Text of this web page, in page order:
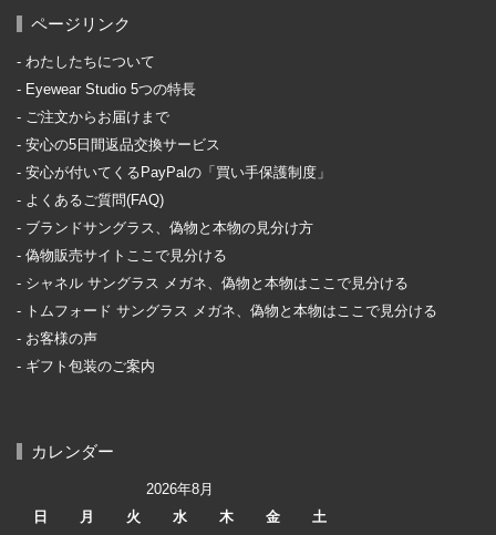
ページリンク
わたしたちについて
Eyewear Studio 5つの特長
ご注文からお届けまで
安心の5日間返品交換サービス
安心が付いてくるPayPalの「買い手保護制度」
よくあるご質問(FAQ)
ブランドサングラス、偽物と本物の見分け方
偽物販売サイトここで見分ける
シャネル サングラス メガネ、偽物と本物はここで見分ける
トムフォード サングラス メガネ、偽物と本物はここで見分ける
お客様の声
ギフト包装のご案内
カレンダー
2026年8月
日
月 火 水 木 金
土